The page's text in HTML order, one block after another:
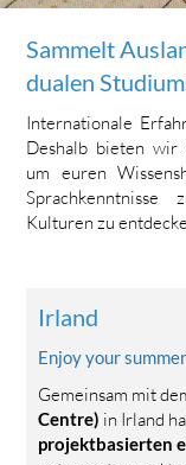
Sammelt
dualen
Internationale
Deshalb bieten wir
um euren
Kulturen zu
Irland
Enjoy your
Gemeinsam mit
Centre) in Irland
projektbasierten